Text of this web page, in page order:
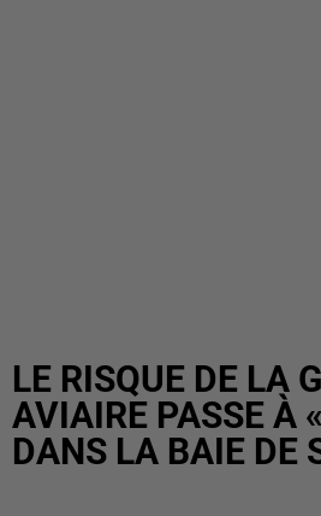
LE RISQUE DE LA
AVIAIRE PASSE À
DANS LA BAIE DE